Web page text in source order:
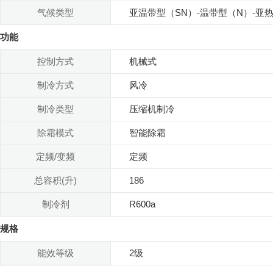
气候类型 亚温带型（SN）-温带型（N）-亚
功能
控制方式 机械式
制冷方式 风冷
制冷类型 压缩机制冷
除霜模式 智能除霜
定频/变频 定频
总容积(升) 186
制冷剂 R600a
规格
能效等级 2级